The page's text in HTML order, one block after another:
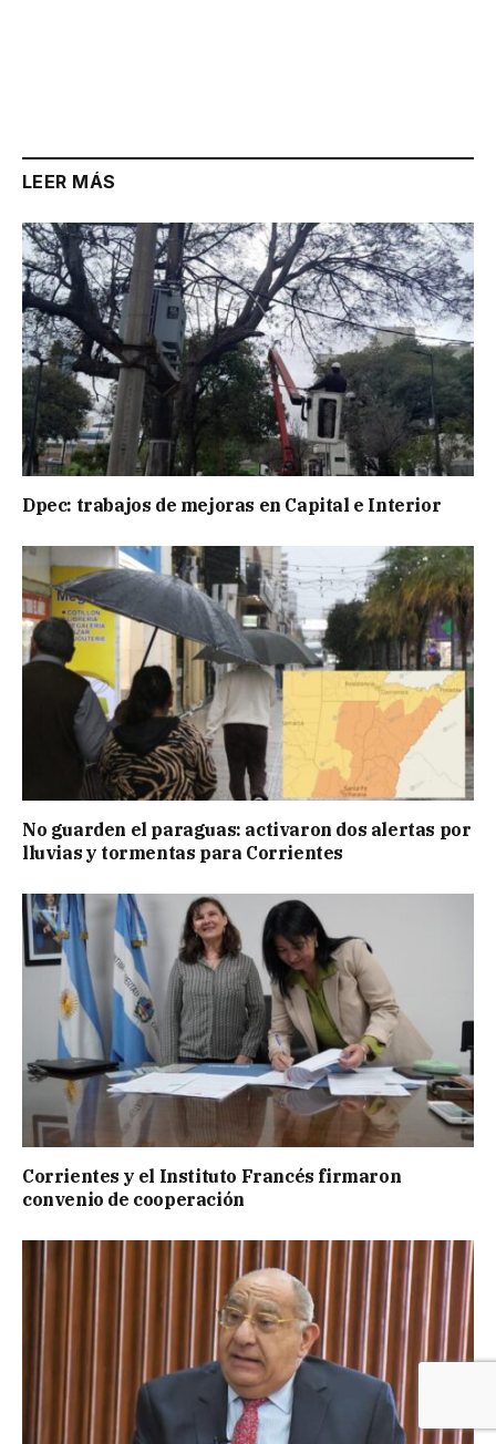
LEER MÁS
Dpec: trabajos de mejoras en Capital e Interior
No guarden el paraguas: activaron dos alertas por
lluvias y tormentas para Corrientes
Corrientes y el Instituto Francés firmaron
convenio de cooperación